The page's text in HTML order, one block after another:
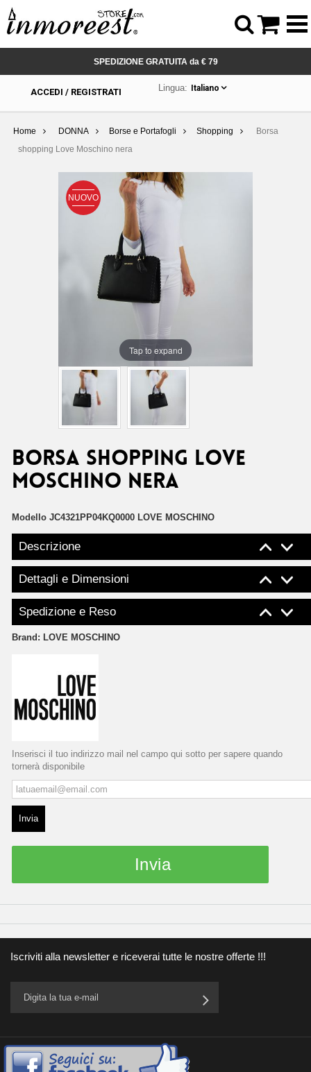
SPEDIZIONE GRATUITA da € 79
ACCEDI / REGISTRATI Lingua: Italiano
Home DONNA Borse e Portafogli Shopping
Borsa
shopping Love Moschino nera
NUOVO
Tap to expand
Borsa shopping Love
Moschino nera
Modello JC4321PP04KQ0000 LOVE MOSCHINO
Descrizione
Dettagli e Dimensioni
Spedizione e Reso
Brand: LOVE MOSCHINO
Inserisci il tuo indirizzo mail nel campo qui sotto per sapere quando
tornerà disponibile
Invia
Invia
Iscriviti alla newsletter e riceverai tutte le nostre offerte !!!
 